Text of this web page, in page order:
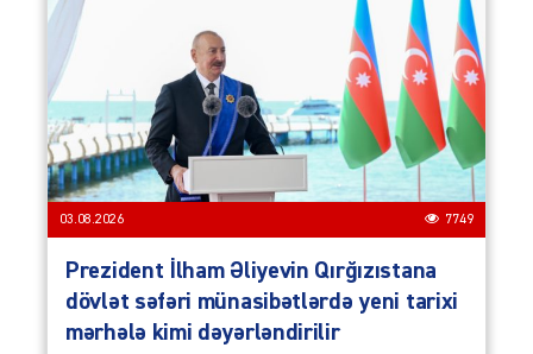
03.08.2026 7749
Prezident İlham Əliyevin Qırğızıstana
dövlət səfəri münasibətlərdə yeni tarixi
mərhələ kimi dəyərləndirilir